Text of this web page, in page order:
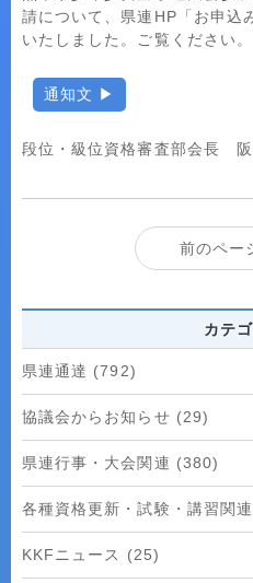
請について、県連HP「お申込
いたしました。ご覧ください。
通知文
段位・級位資格審査部会長 阪
前のペー
カテ
県連通達 (792)
協議会からお知らせ (29)
県連行事・大会関連 (380)
各種資格更新・試験・講習関
KKFニュース (25)